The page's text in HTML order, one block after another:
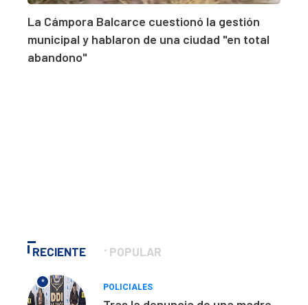
La Cámpora Balcarce cuestionó la gestión
municipal y hablaron de una ciudad "en total
abandono"
RECIENTE POPULAR
*
POLICIALES